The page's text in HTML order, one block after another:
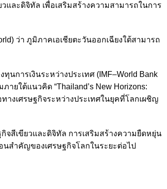
และดิจิทัล เพื่อเสริมสร้างความสามารถในการ
ว่า ภูมิภาคเอเชียตะวันออกเฉียงใต้สามารถ
การเงินระหว่างประเทศ (IMF–World Bank
ยใต้แนวคิด “Thailand’s New Horizons:
างเศรษฐกิจระหว่างประเทศในยุคที่โลกเผชิญ
จสีเขียวและดิจิทัล การเสริมสร้างความยืดหยุ่น
สำคัญของเศรษฐกิจโลกในระยะต่อไป